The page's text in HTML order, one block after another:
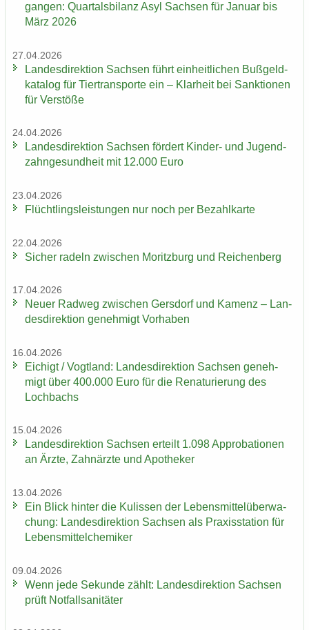
gan­gen: Quar­tals­bi­lanz Asyl Sach­sen für Ja­nu­ar bis
März 2026
27.04.2026
Lan­des­di­rek­ti­on Sach­sen führt ein­heit­li­chen Buß­geld­
ka­ta­log für Tier­trans­por­te ein – Klar­heit bei Sank­tio­nen
für Ver­stö­ße
24.04.2026
Lan­des­di­rek­ti­on Sach­sen för­dert Kinder-​ und Ju­gend­
zahn­ge­sund­heit mit 12.000 Euro
23.04.2026
Flücht­lings­leis­tun­gen nur noch per Be­zahl­kar­te
22.04.2026
Si­cher ra­deln zwi­schen Mo­ritz­burg und Rei­chen­berg
17.04.2026
Neuer Rad­weg zwi­schen Gers­dorf und Ka­menz – Lan­
des­di­rek­ti­on ge­neh­migt Vor­ha­ben
16.04.2026
Ei­chigt / Vogt­land: Lan­des­di­rek­ti­on Sach­sen ge­neh­
migt über 400.000 Euro für die Re­na­tu­rie­rung des
Loch­bachs
15.04.2026
Lan­des­di­rek­ti­on Sach­sen er­teilt 1.098 Ap­pro­ba­tio­nen
an Ärzte, Zahn­ärz­te und Apo­the­ker
13.04.2026
Ein Blick hin­ter die Ku­lis­sen der Le­bens­mit­tel­über­wa­
chung: Lan­des­di­rek­ti­on Sach­sen als Pra­xis­sta­ti­on für
Le­bens­mit­tel­che­mi­ker
09.04.2026
Wenn jede Se­kun­de zählt: Lan­des­di­rek­ti­on Sach­sen
prüft Not­fall­sa­ni­tä­ter